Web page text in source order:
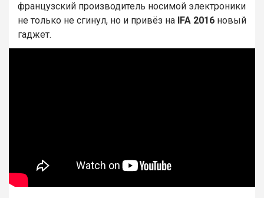
французский производитель носимой электроники
не только не сгинул, но и привёз на IFA 2016 новый
гаджет.